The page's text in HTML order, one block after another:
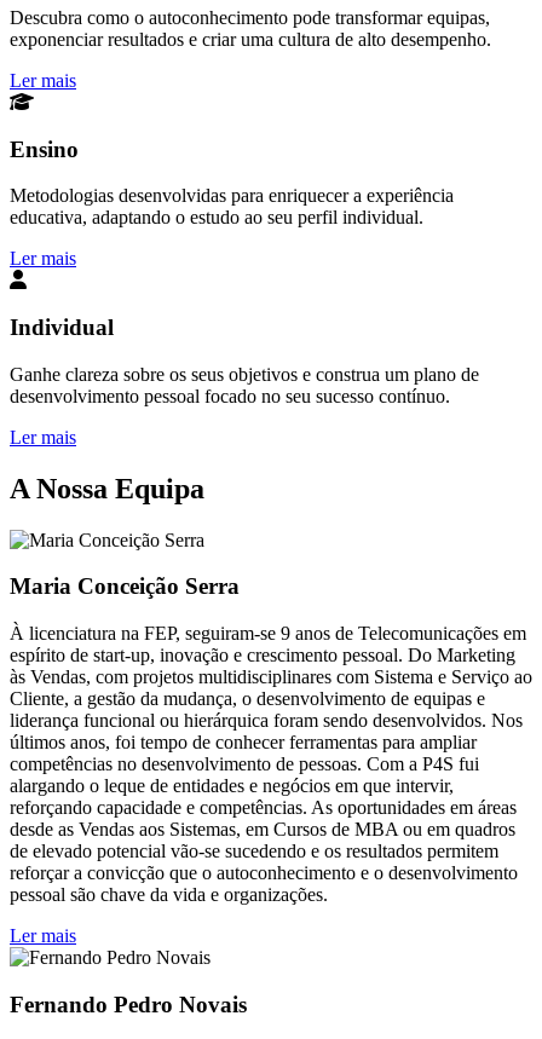
Descubra como o autoconhecimento pode transformar equipas,
exponenciar resultados e criar uma cultura de alto desempenho.
Ler mais
Ensino
Metodologias desenvolvidas para enriquecer a experiência
educativa, adaptando o estudo ao seu perfil individual.
Ler mais
Individual
Ganhe clareza sobre os seus objetivos e construa um plano de
desenvolvimento pessoal focado no seu sucesso contínuo.
Ler mais
A Nossa Equipa
Maria Conceição Serra
À licenciatura na FEP, seguiram-se 9 anos de Telecomunicações em
espírito de start-up, inovação e crescimento pessoal. Do Marketing
às Vendas, com projetos multidisciplinares com Sistema e Serviço ao
Cliente, a gestão da mudança, o desenvolvimento de equipas e
liderança funcional ou hierárquica foram sendo desenvolvidos. Nos
últimos anos, foi tempo de conhecer ferramentas para ampliar
competências no desenvolvimento de pessoas. Com a P4S fui
alargando o leque de entidades e negócios em que intervir,
reforçando capacidade e competências. As oportunidades em áreas
desde as Vendas aos Sistemas, em Cursos de MBA ou em quadros
de elevado potencial vão-se sucedendo e os resultados permitem
reforçar a convicção que o autoconhecimento e o desenvolvimento
pessoal são chave da vida e organizações.
Ler mais
Fernando Pedro Novais